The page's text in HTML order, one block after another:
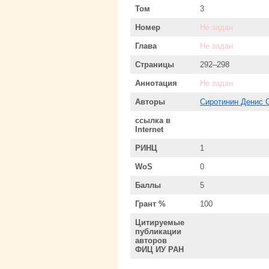
Том 3
Номер Не задан
Глава Не задан
Страницы 292–298
Аннотация Не задан
Авторы Сиротинин Денис
ссылка в
Internet
РИНЦ 1
WoS 0
Баллы 5
Грант % 100
Цитируемые
публикации
авторов
ФИЦ ИУ РАН